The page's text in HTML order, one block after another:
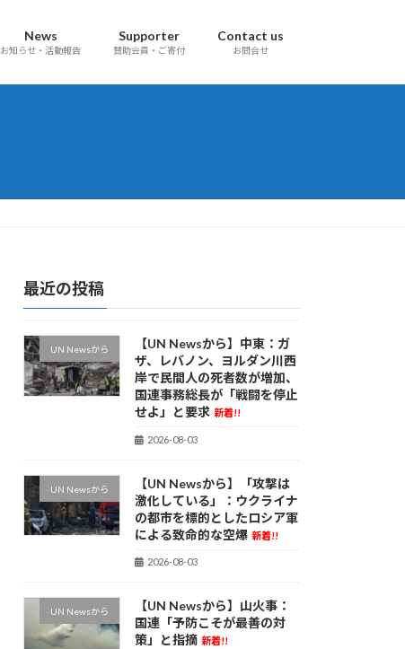
News
お知らせ・活動報告
Supporter
賛助会員・ご寄付
Contact us
お問合せ
最近の投稿
UN Newsから
【UN Newsから】中東：ガ
ザ、レバノン、ヨルダン川西
岸で民間人の死者数が増加、
国連事務総長が「戦闘を停止
せよ」と要求 新着!!
2026-08-03
UN Newsから
【UN Newsから】「攻撃は
激化している」：ウクライナ
の都市を標的としたロシア軍
による致命的な空爆 新着!!
2026-08-03
UN Newsから
【UN Newsから】山火事：
国連「予防こそが最善の対
策」と指摘 新着!!